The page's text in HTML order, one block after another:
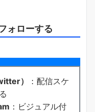
ォローする
）
：配信スケ
：ビジュアル付